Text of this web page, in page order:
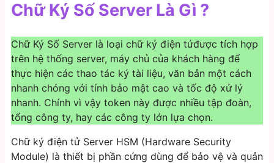
Chữ Ký Số Server Là Gì ?
Chữ Ký Số Server là loại chữ ký điện tửđược tích hợp
trên hệ thống server, máy chủ của khách hàng để
thực hiện các thao tác ký tài liệu, văn bản một cách
nhanh chóng với tính bảo mật cao và tốc độ xử lý
nhanh. Chính vì vậy token này được nhiều tập đoàn,
tổng công ty, hay các công ty lớn lựa chọn.
Chữ ký điện tử Server HSM (Hardware Security
Module) là thiết bị phần cứng dùng để bảo vệ và quản